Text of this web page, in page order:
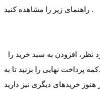
راهنمای زیر را مشاهده کنید .
نظر، افزودن به سبد خرید را
پرداخت نهایی را بزنید تا به
خریدهای دیگری نیز دارید